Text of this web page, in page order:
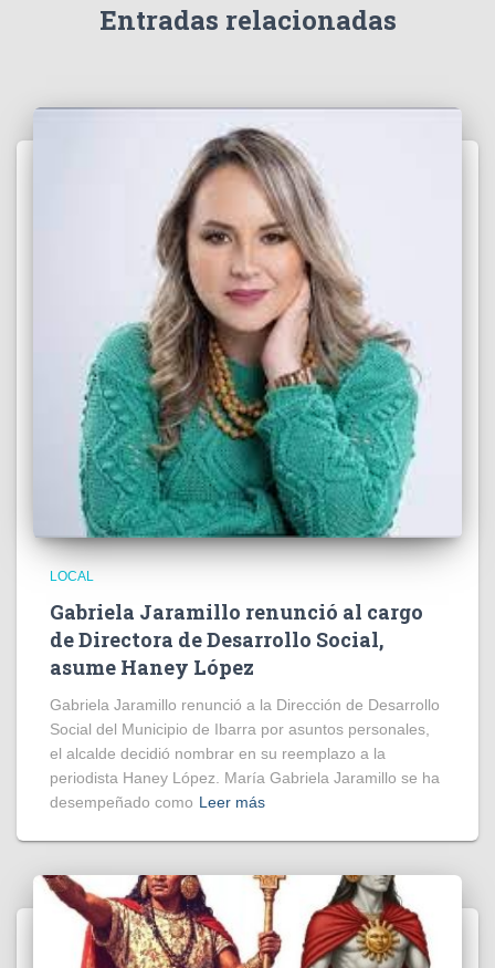
Entradas relacionadas
LOCAL
Gabriela Jaramillo renunció al cargo
de Directora de Desarrollo Social,
asume Haney López
Gabriela Jaramillo renunció a la Dirección de Desarrollo
Social del Municipio de Ibarra por asuntos personales,
el alcalde decidió nombrar en su reemplazo a la
periodista Haney López. María Gabriela Jaramillo se ha
desempeñado como Leer más